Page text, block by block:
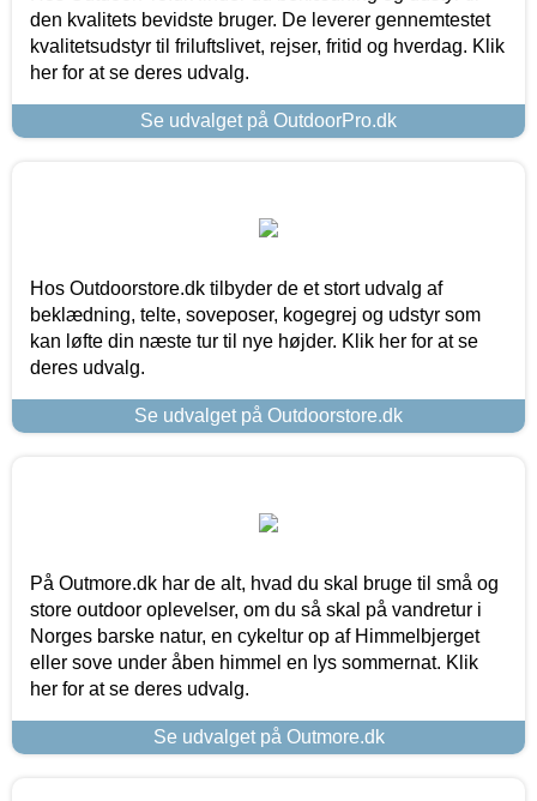
den kvalitets bevidste bruger. De leverer gennemtestet
kvalitetsudstyr til friluftslivet, rejser, fritid og hverdag. Klik
her for at se deres udvalg.
Se udvalget på OutdoorPro.dk
Hos Outdoorstore.dk tilbyder de et stort udvalg af
beklædning, telte, soveposer, kogegrej og udstyr som
kan løfte din næste tur til nye højder. Klik her for at se
deres udvalg.
Se udvalget på Outdoorstore.dk
På Outmore.dk har de alt, hvad du skal bruge til små og
store outdoor oplevelser, om du så skal på vandretur i
Norges barske natur, en cykeltur op af Himmelbjerget
eller sove under åben himmel en lys sommernat. Klik
her for at se deres udvalg.
Se udvalget på Outmore.dk